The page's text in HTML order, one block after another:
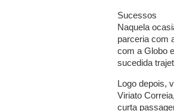
Sucessos
Naquela
parceria com
com a Globo
sucedida
Logo depois,
Viriato
curta